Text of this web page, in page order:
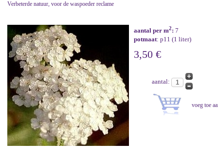
Verbeterde natuur, voor de waspoeder reclame
aantal per m2: 7
potmaat: p11 (1 liter)
3,50 €
aantal: